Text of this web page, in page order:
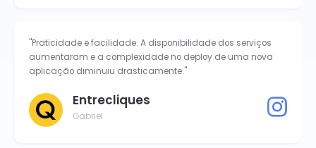
"Praticidade e facilidade. A disponibilidade dos serviços
aumentaram e a complexidade no deploy de uma nova
aplicação diminuiu drasticamente."
Entrecliques
Gabriel